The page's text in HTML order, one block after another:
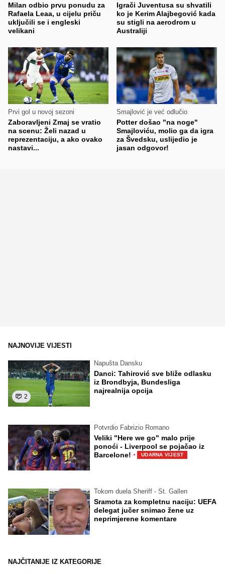
Milan odbio prvu ponudu za
Rafaela Leaa, u cijelu priču
uključili se i engleski
velikani
Igrači Juventusa su shvatili
ko je Kerim Alajbegović kada
su stigli na aerodrom u
Australiji
Prvi gol u novoj sezoni
Zaboravljeni Zmaj se vratio
na scenu: Želi nazad u
reprezentaciju, a ako ovako
nastavi...
Smajlović je već odlučio
Potter došao "na noge"
Smajloviću, molio ga da igra
za Švedsku, uslijedio je
jasan odgovor!
NAJNOVIJE VIJESTI
2
Napušta Dansku
Danci: Tahirović sve bliže odlasku
iz Brondbyja, Bundesliga
najrealnija opcija
Potvrdio Fabrizio Romano
Veliki "Here we go" malo prije
ponoći - Liverpool se pojačao iz
Barcelone! · UDARNA VIJEST
Tokom duela Sheriff - St. Gallen
Sramota za kompletnu naciju: UEFA
delegat jučer snimao žene uz
neprimjerene komentare
NAJČITANIJE IZ KATEGORIJE